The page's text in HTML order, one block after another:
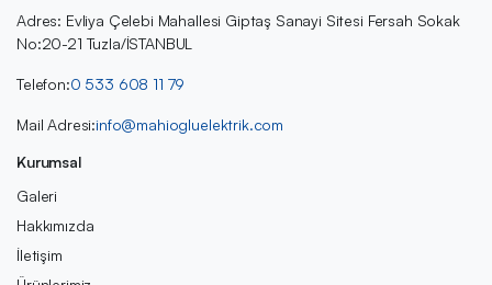
Adres: Evliya Çelebi Mahallesi Giptaş Sanayi Sitesi Fersah Sokak
No:20-21 Tuzla/İSTANBUL
Telefon:0 533 608 11 79
Mail Adresi:info@mahiogluelektrik.com
Kurumsal
Galeri
Hakkımızda
İletişim